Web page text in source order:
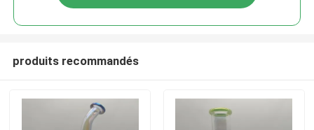
produits recommandés